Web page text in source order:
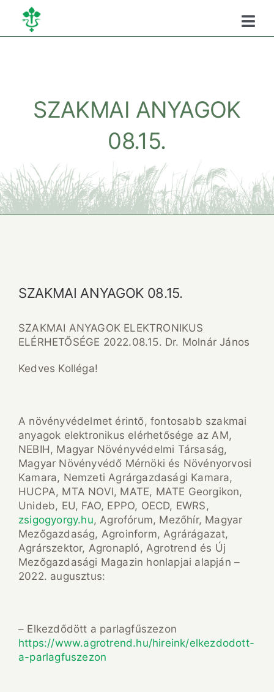
Kihagyás
Kamaráról
Szükséghelyzeti
SZAKMAI ANYAGOK
08.15.
SZAKMAI ANYAGOK 08.15.
SZAKMAI ANYAGOK ELEKTRONIKUS
ELÉRHETŐSÉGE 2022.08.15. Dr. Molnár János
Kedves Kolléga!
A növényvédelmet érintő, fontosabb szakmai
anyagok elektronikus elérhetősége az AM,
NEBIH, Magyar Növényvédelmi Társaság,
Magyar Növényvédő Mérnöki és Növényorvosi
Kamara, Nemzeti Agrárgazdasági Kamara,
HUCPA, MTA NOVI, MATE, MATE Georgikon,
Unideb, EU, FAO, EPPO, OECD, EWRS,
zsigogyorgy.hu, Agrofórum, Mezőhír, Magyar
Mezőgazdaság, Agroinform, Agrárágazat,
Agrárszektor, Agronapló, Agrotrend és Új
Mezőgazdasági Magazin honlapjai alapján –
2022. augusztus:
– Elkezdődött a parlagfűszezon
https://www.agrotrend.hu/hireink/elkezdodott-
a-parlagfuszezon